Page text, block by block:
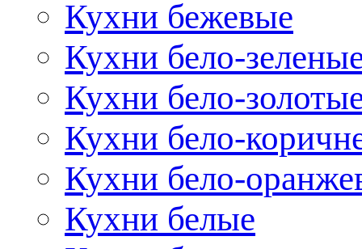
Кухни бежевые
Кухни бело-
Кухни бело-
Кухни бело-
Кухни бело-
Кухни белые